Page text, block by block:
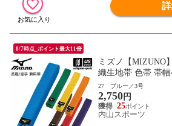
8/7時点_ポイント最大11倍
ミズノ【MIZUNO
織生地帯 色帯 帯幅
継続モデル【
道 刺繍加工不可】
27 ブルー／3号
2,750円
25
内山スポーツ